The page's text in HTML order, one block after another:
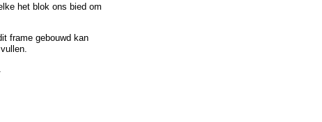
het blok ons bied om
frame gebouwd kan